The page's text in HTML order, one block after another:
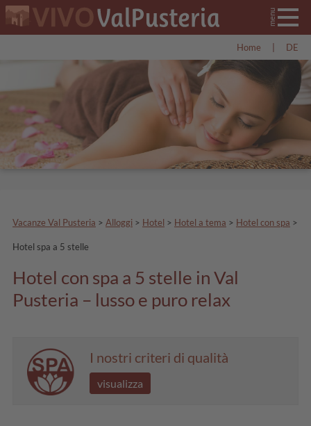
Home DE
Vacanze Val Pusteria > Alloggi > Hotel > Hotel a tema > Hotel con spa >
Hotel spa a 5 stelle
Hotel con spa a 5 stelle in Val
Pusteria – lusso e puro relax
I nostri criteri di qualità
visualizza